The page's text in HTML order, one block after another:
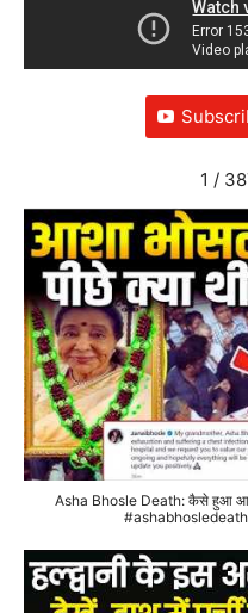
1 /
Asha Bhosle Death: कैसे हुआ